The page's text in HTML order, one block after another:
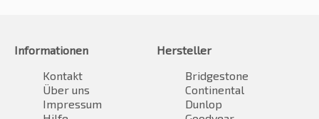
Informationen
Kontakt
Über uns
Impressum
Hersteller
Bridgestone
Continental
Dunlop